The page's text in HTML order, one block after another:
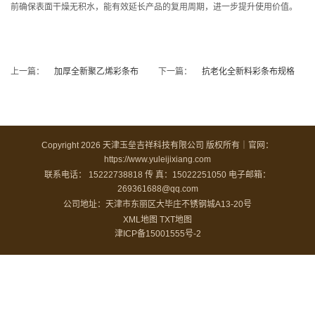
前确保表面干燥无积水，能有效延长产品的复用周期，进一步提升使用价值。
上一篇： 加厚全新聚乙烯彩条布 下一篇： 抗老化全新料彩条布规格
Copyright 2026 天津玉垒吉祥科技有限公司 版权所有｜官网：
https://www.yuleijixiang.com
联系电话： 15222738818 传 真：15022251050 电子邮箱：
269361688@qq.com
公司地址：天津市东丽区大毕庄不锈钢城A13-20号
XML地图 TXT地图
津ICP备15001555号-2